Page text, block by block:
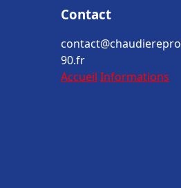
Contact
90.fr
Accueil Informations